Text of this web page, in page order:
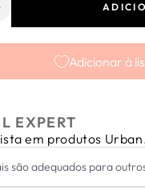
Adicionar à
EXPERT
em produtos
são adequados para